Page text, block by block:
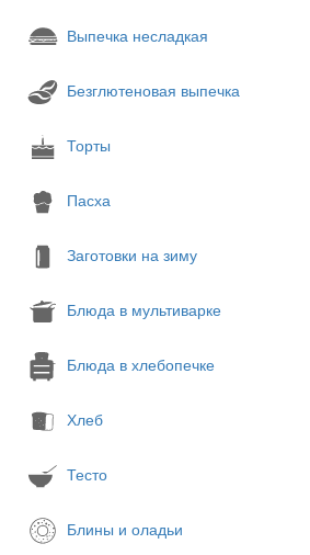
Выпечка несладкая
Безглютеновая выпечка
Торты
Пасха
Заготовки на зиму
Блюда в мультиварке
Блюда в хлебопечке
Хлеб
Тесто
Блины и оладьи